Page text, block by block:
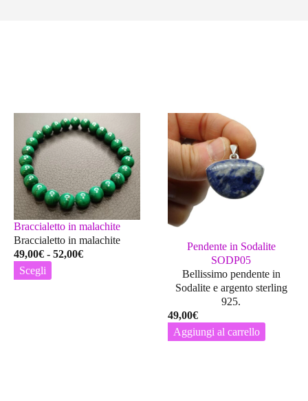
Braccialetto in malachite
Braccialetto in malachite
49,00€ - 52,00€Fascia
Scegli
Pendente in Sodalite
SODP05
Bellissimo pendente in
Sodalite e argento sterling
925.
49,00€
Aggiungi al carrello